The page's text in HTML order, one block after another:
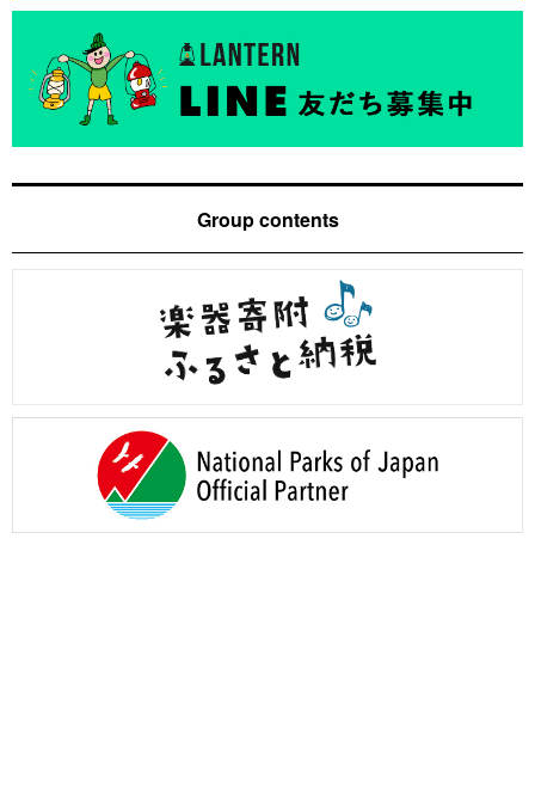
Group contents